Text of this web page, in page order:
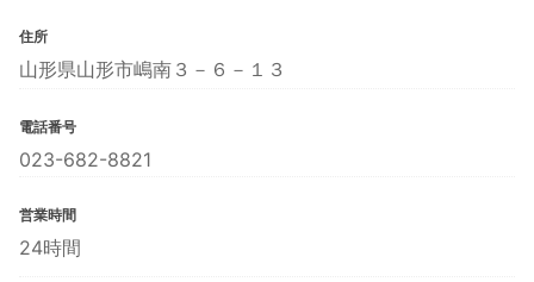
住所
山形県山形市嶋南３－６－１３
電話番号
023-682-8821
営業時間
24時間